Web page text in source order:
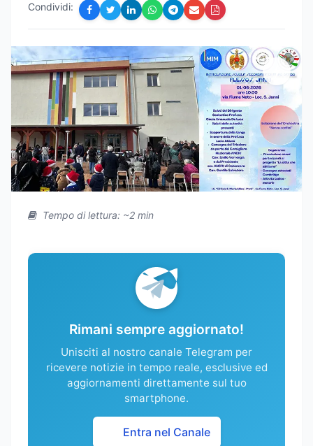
Condividi:
Tempo di lettura: ~2 min
Rimani sempre aggiornato!
Unisciti al nostro canale Telegram per
ricevere notizie in tempo reale, esclusive ed
aggiornamenti direttamente sul tuo
smartphone.
Entra nel Canale